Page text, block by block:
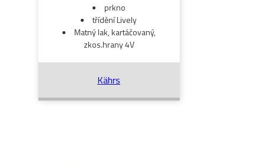
prkno
třídění Lively
Matný lak, kartáčovaný,
zkos.hrany 4V
Kährs